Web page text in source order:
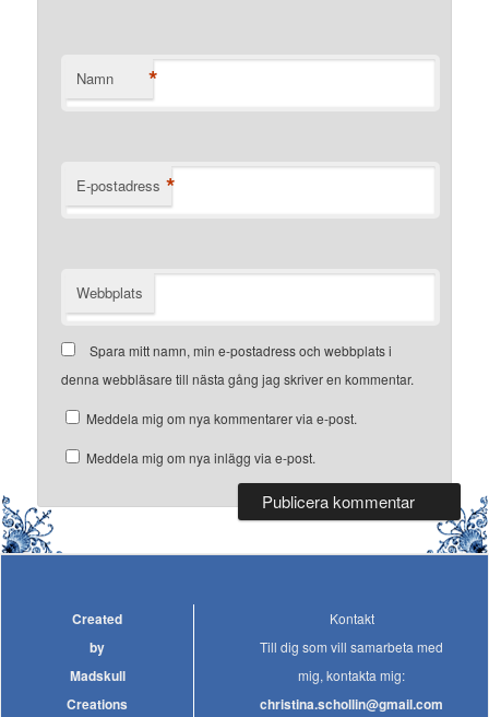
Namn *
E-postadress *
Webbplats
Spara mitt namn, min e-postadress och webbplats i
denna webbläsare till nästa gång jag skriver en kommentar.
Meddela mig om nya kommentarer via e-post.
Meddela mig om nya inlägg via e-post.
Created
by
Madskull
Creations
Kontakt
Till dig som vill samarbeta med
mig, kontakta mig:
christina.schollin@gmail.com